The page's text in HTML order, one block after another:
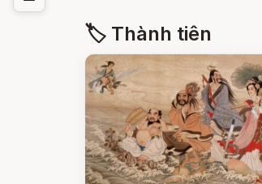
🏷 Thành tiên